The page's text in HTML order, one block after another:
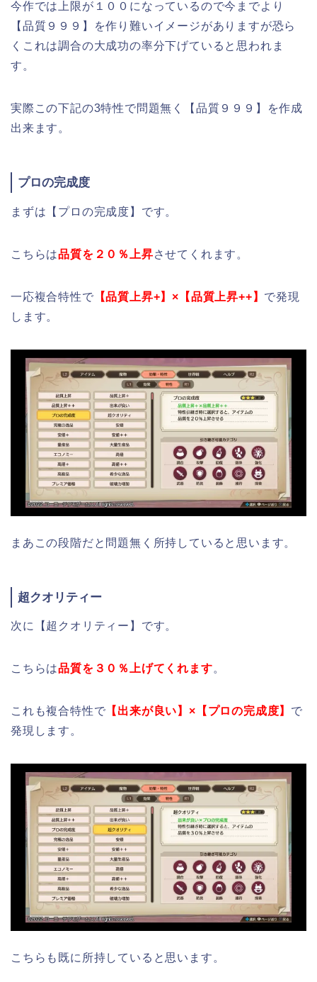
今作では上限が１００になっているので今までより
【品質９９９】を作り難いイメージがありますが恐ら
くこれは調合の大成功の率分下げていると思われま
す。
実際この下記の3特性で問題無く【品質９９９】を作成
出来ます。
プロの完成度
まずは【プロの完成度】です。
こちらは品質を２０％上昇させてくれます。
一応複合特性で 【品質上昇+】×【品質上昇++】 で発現
します。
まあこの段階だと問題無く所持していると思います。
超クオリティー
次に【超クオリティー】です。
こちらは品質を３０％上げてくれます。
これも複合特性で 【出来が良い】×【プロの完成度】 で
発現します。
こちらも既に所持していると思います。